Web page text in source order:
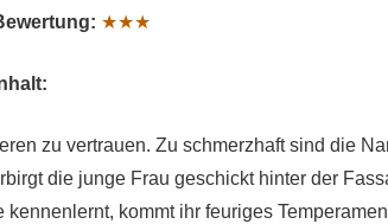
★★★
zu vertrauen. Zu schmerzhaft sind die
die junge Frau geschickt hinter der
kommt ihr feuriges